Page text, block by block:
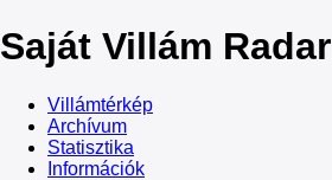
Saját Villám Radar
Villámtérkép
Archívum
Statisztika
Információk